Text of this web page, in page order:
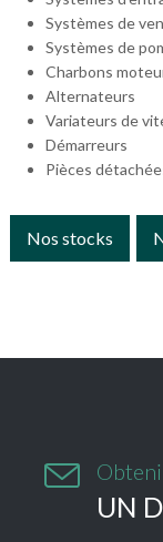
Systèmes de
Systèmes de
Charbons
Alternateurs
Variateurs de
Démarreurs
Pièces
Nos stocks

UN